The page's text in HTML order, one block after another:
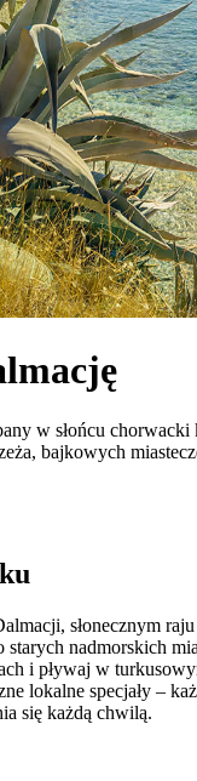
w słońcu chorwacki
bajkowych
słonecznym
nadmorskich
i pływaj w
lokalne specjały –
się każdą chwilą.